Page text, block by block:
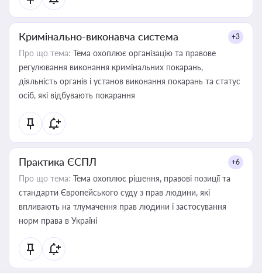
Кримінально-виконавча система +3
Про що тема: Тема охоплює організацію та правове
регулювання виконання кримінальних покарань,
діяльність органів і установ виконання покарань та статус
осіб, які відбувають покарання
Практика ЄСПЛ +6
Про що тема: Тема охоплює рішення, правові позиції та
стандарти Європейського суду з прав людини, які
впливають на тлумачення прав людини і застосування
норм права в Україні